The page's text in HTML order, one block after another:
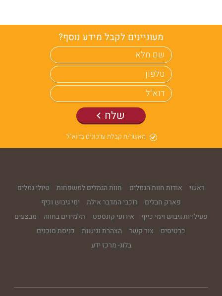
מעוניינים לקבל מידע נוסף?
מאשר/ת קבלת עדכונים בדוא"ל
שלח
ראשי אודות חוות הגמלים חוות הגמלים למשפחות
טיולי גמלים
פארק חבלים
רוכבי המדבר אילת
ימי גיבוש וכיף
פעילויות גיבוש וימי כייף
אירועי קונספט תלמידים בחווה
מבצעים
כרטיסים
צור קשר הצהרת נגישות
כניסת סוכנים
בלוג- מרכז ידע